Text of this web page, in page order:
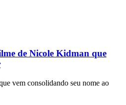
de Nicole Kidman que
vem consolidando seu nome ao